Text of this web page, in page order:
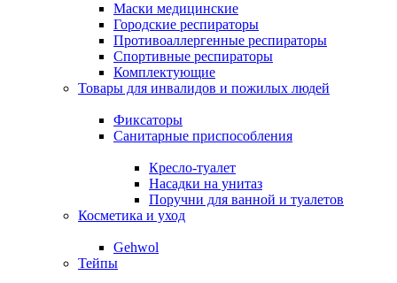
Маски медицинские
Городские респираторы
Противоаллергенные респираторы
Спортивные респираторы
Комплектующие
Товары для инвалидов и пожилых людей
Фиксаторы
Санитарные приспособления
Кресло-туалет
Насадки на унитаз
Поручни для ванной и туалетов
Косметика и уход
Gehwol
Тейпы